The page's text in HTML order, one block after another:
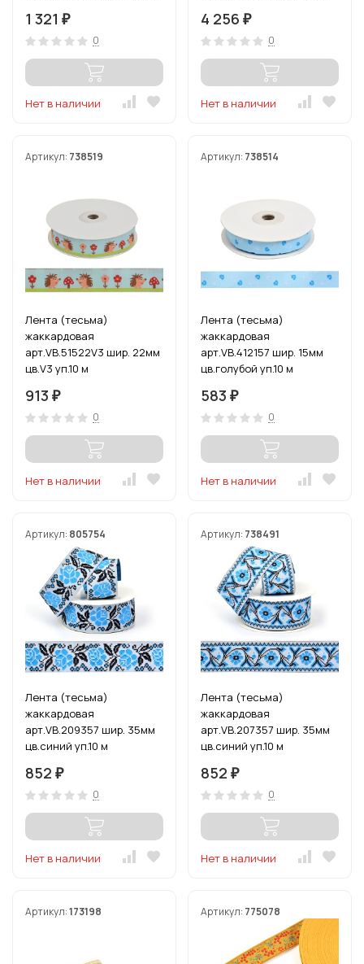
1 321 ₽
0
Нет в наличии
4 256 ₽
0
Нет в наличии
Артикул: 738519
Лента (тесьма)
жаккардовая
арт.VB.51522V3 шир. 22мм
цв.V3 уп.10 м
913 ₽
0
Нет в наличии
Артикул: 738514
Лента (тесьма)
жаккардовая
арт.VB.412157 шир. 15мм
цв.голубой уп.10 м
583 ₽
0
Нет в наличии
Артикул: 805754
Лента (тесьма)
жаккардовая
арт.VB.209357 шир. 35мм
цв.синий уп.10 м
852 ₽
0
Нет в наличии
Артикул: 738491
Лента (тесьма)
жаккардовая
арт.VB.207357 шир. 35мм
цв.синий уп.10 м
852 ₽
0
Нет в наличии
Артикул:173198 Артикул: 775078